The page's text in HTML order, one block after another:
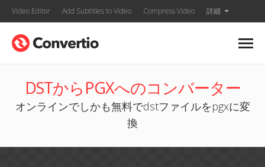
Video Editor Add Subtitles to Video Compress Video 詳細
DSTからPGXへのコンバーター
オンラインでしかも無料でdstファイルをpgxに変
換